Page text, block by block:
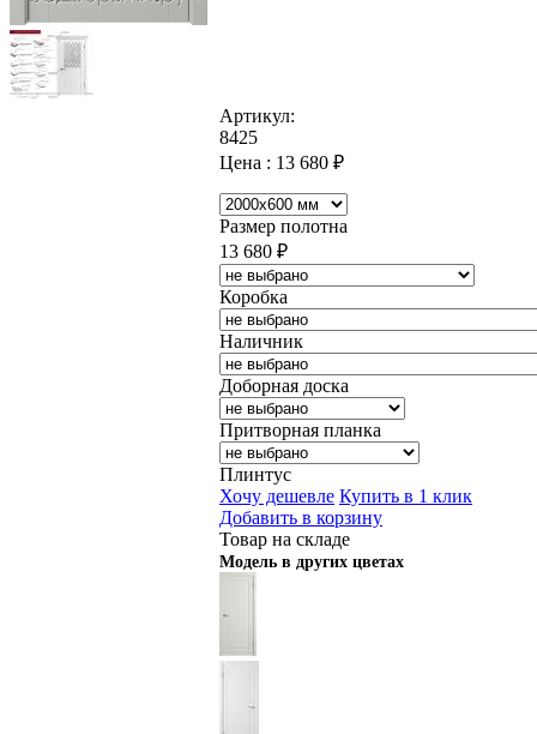
Артикул:
8425
Цена : 13 680 ₽
Размер полотна
13 680 ₽
Коробка
Наличник
Доборная доска
Притворная планка
Плинтус
Хочу дешевле Купить в 1 клик
Добавить в корзину
Товар на складе
Модель в других цветах